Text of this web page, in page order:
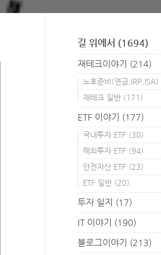
길 위에서 (1694)
재테크이야기 (214)
노후준비(연금,IRP,ISA)
재테크 일반 (171)
ETF 이야기 (177)
국내투자 ETF (30)
해외투자 ETF (94)
안전자산 ETF (23)
ETF 일반 (20)
투자 일지 (17)
IT 이야기 (190)
블로그이야기 (213)